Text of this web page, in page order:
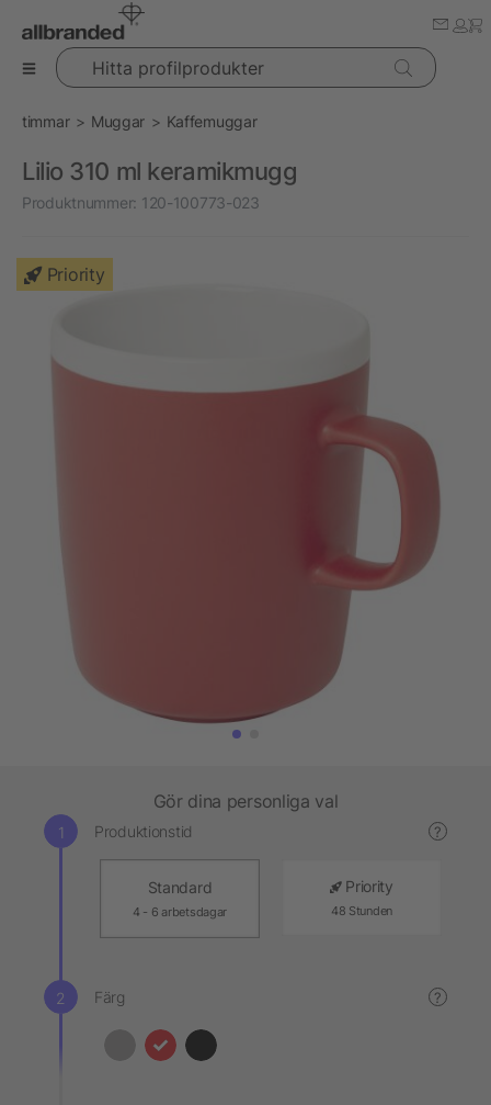
Hitta profilprodukter
timmar Muggar Kaffemuggar
Lilio 310 ml keramikmugg
Produktnummer: 120-100773-023
Priority
Gör dina personliga val
Produktionstid ?
Standard
4 - 6 arbetsdagar
Priority
48 Stunden
Färg ?